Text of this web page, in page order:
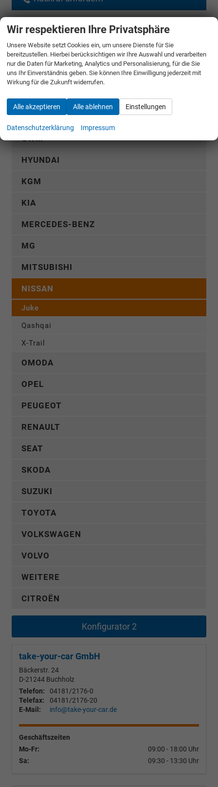
AUDI
CUPRA
DACIA
FORD
GWM
HYUNDAI
KGM
KIA
MERCEDES-BENZ
MG
MITSUBISHI
NISSAN
Juke
Qashqai
X-Trail
OMODA
OPEL
PEUGEOT
RENAULT
SEAT
SKODA
SUZUKI
TOYOTA
VOLKSWAGEN
VOLVO
WEITERE
CITROËN
Konfigurator 2
take-your-car GmbH
Bäckerstr. 24
D-21244 Buchholz
Telefon:
04181/2176-0
Telefax:
04181/2176-20
E-Mail:
info@take-your-car.de
Geschäftszeiten
Mo-Fr:
09:00 - 18:00 Uhr
Sa:
09:30 - 13:30 Uhr
Wir respektieren Ihre Privatsphäre
Unsere Website setzt Cookies ein, um unsere Dienste für Sie
bereitzustellen. Hierbei berücksichtigen wir Ihre Auswahl und verarbeiten
nur die Daten für Marketing, Analytics und Personalisierung, für die Sie
uns Ihr Einverständnis geben. Sie können Ihre Einwilligung jederzeit mit
Wirkung für die Zukunft widerrufen.
Alle akzeptieren Alle ablehnen Einstellungen
Datenschutzerklärung Impressum